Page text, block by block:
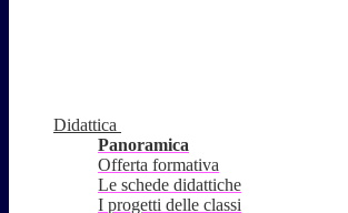
Didattica
Panoramica
Offerta formativa
Le schede didattiche
I progetti delle classi